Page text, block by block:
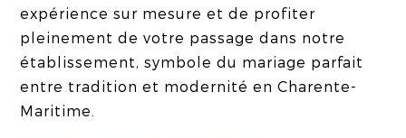
expérience sur mesure et de profiter
pleinement de votre passage dans notre
établissement, symbole du mariage parfait
entre tradition et modernité en Charente-
Maritime.